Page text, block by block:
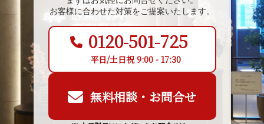
お客様に合わせた対策をご提案いたします。
0120-501-725
平日/土日祝 9:00 - 17:30
無料相談・お問合せ